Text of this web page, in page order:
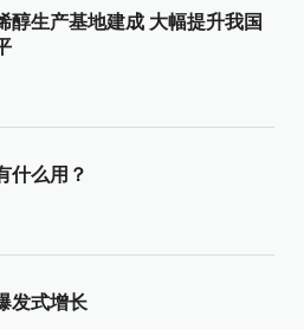
醇生产基地建成 大幅提升我国
什么用？
发式增长